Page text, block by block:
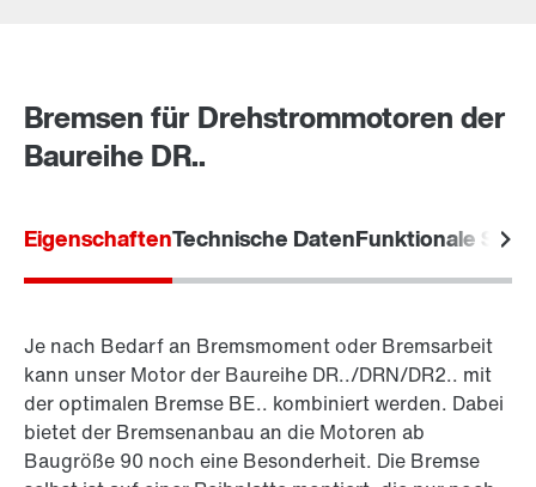
Worldwide locations
Bremsen für Drehstrommotoren der
Baureihe DR..
EigenschaftenTechnische DatenFunktionale
Je nach Bedarf an Bremsmoment oder Bremsarbeit
kann unser Motor der Baureihe DR../DRN/DR2.. mit
der optimalen Bremse BE.. kombiniert werden. Dabei
bietet der Bremsenanbau an die Motoren ab
Baugröße 90 noch eine Besonderheit. Die Bremse